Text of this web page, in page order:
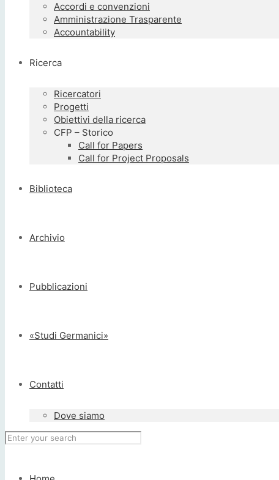
Accordi e convenzioni
Amministrazione Trasparente
Accountability
Ricerca
Ricercatori
Progetti
Obiettivi della ricerca
CFP – Storico
Call for Papers
Call for Project Proposals
Biblioteca
Archivio
Pubblicazioni
«Studi Germanici»
Contatti
Dove siamo